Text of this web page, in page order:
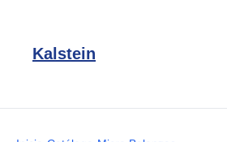
Kalstein